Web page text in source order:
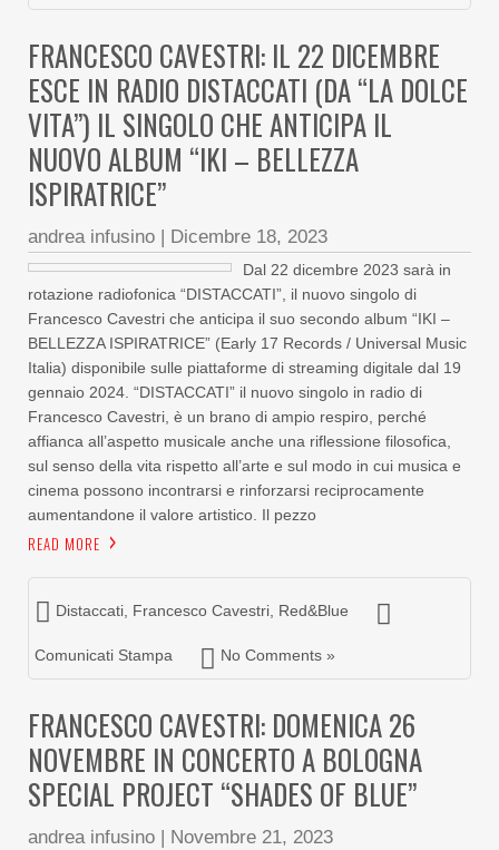
FRANCESCO CAVESTRI: IL 22 DICEMBRE
ESCE IN RADIO DISTACCATI (DA “LA DOLCE
VITA”) IL SINGOLO CHE ANTICIPA IL
NUOVO ALBUM “IKI – BELLEZZA
ISPIRATRICE”
andrea infusino | Dicembre 18, 2023
Dal 22 dicembre 2023 sarà in
rotazione radiofonica “DISTACCATI”, il nuovo singolo di
Francesco Cavestri che anticipa il suo secondo album “IKI –
BELLEZZA ISPIRATRICE” (Early 17 Records / Universal Music
Italia) disponibile sulle piattaforme di streaming digitale dal 19
gennaio 2024. “DISTACCATI” il nuovo singolo in radio di
Francesco Cavestri, è un brano di ampio respiro, perché
affianca all’aspetto musicale anche una riflessione filosofica,
sul senso della vita rispetto all’arte e sul modo in cui musica e
cinema possono incontrarsi e rinforzarsi reciprocamente
aumentandone il valore artistico. Il pezzo
READ MORE
Distaccati Francesco Cavestri Red&Blue
Comunicati Stampa No Comments »
FRANCESCO CAVESTRI: DOMENICA 26
NOVEMBRE IN CONCERTO A BOLOGNA
SPECIAL PROJECT “SHADES OF BLUE”
andrea infusino | Novembre 21, 2023